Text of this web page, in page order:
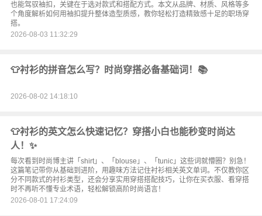
也能驾驭袖扣，关键在于选对款式和搭配方式。本文从品牌、材质、风格等多
个角度解析如何用袖扣提升整体造型质感，教你轻松打造精致感十足的职场穿
搭。
2026-08-03 11:32:29
👕衬衫的拼音怎么写？时尚穿搭必备基础词！📚
2026-08-02 14:18:10
👕衬衫的英文怎么快速记忆？穿搭小白也能秒变时尚达
人！✨
每次看到时尚博主讲「shirt」、「blouse」、「tunic」这些词就懵圈？别急！
这篇笔记带你从基础到进阶，用趣味方法记住衬衫相关英文单词。不仅教你区
分不同款式的衬衫类型，还会分享实用穿搭搭配技巧，让你在买衣服、看穿搭
时不再听不懂专业术语，轻松解锁高阶时尚语言！
2026-08-01 17:24:09